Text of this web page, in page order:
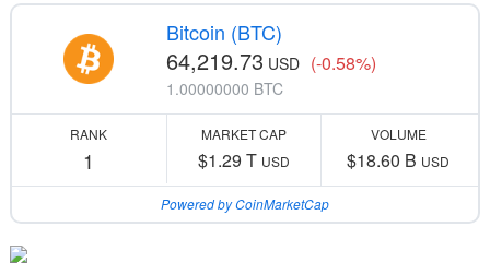
Bitcoin (BTC)
64,219.73 USD (-0.58%)
1.00000000 BTC
RANK
1
MARKET CAP
$1.29 T USD
VOLUME
$18.60 B USD
Powered by CoinMarketCap